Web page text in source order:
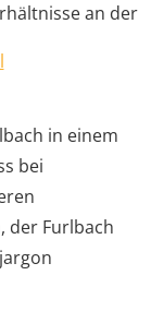
an der
in einem
bei
der Furlbach